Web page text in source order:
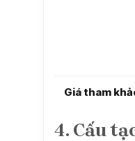
Giá tham
4. Cấu